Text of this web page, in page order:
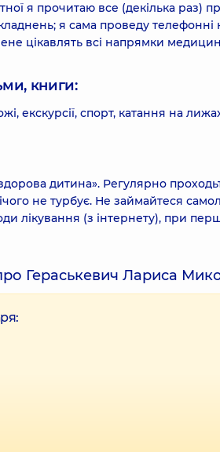
я прочитаю все (декілька раз)
я сама проведу телефонні
цікавлять всі напрямки
книги:
екскурсії, спорт, катання на лижах
дитина». Регулярно
не турбує. Не займайтеся
лікування (з інтернету), при
Гераськевич Лариса